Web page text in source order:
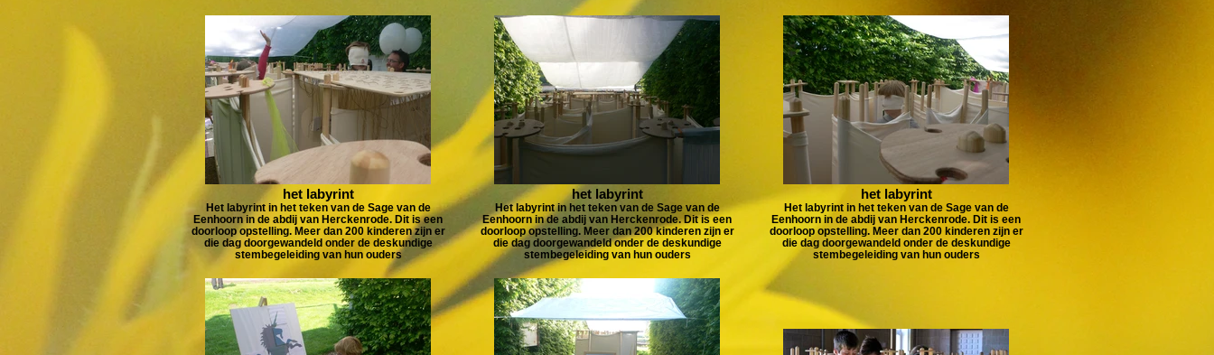
het labyrint
Het labyrint in het teken van de Sage van de
Eenhoorn in de abdij van Herckenrode. Dit is een
doorloop opstelling. Meer dan 200 kinderen zijn er
die dag doorgewandeld onder de deskundige
stembegeleiding van hun ouders
het labyrint
Het labyrint in het teken van de Sage van de
Eenhoorn in de abdij van Herckenrode. Dit is een
doorloop opstelling. Meer dan 200 kinderen zijn er
die dag doorgewandeld onder de deskundige
stembegeleiding van hun ouders
het labyrint
Het labyrint in het teken van de Sage van de
Eenhoorn in de abdij van Herckenrode. Dit is een
doorloop opstelling. Meer dan 200 kinderen zijn er
die dag doorgewandeld onder de deskundige
stembegeleiding van hun ouders